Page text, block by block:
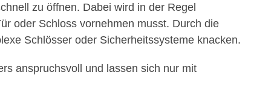
zu öffnen. Dabei wird in der Regel
oder Schloss vornehmen musst. Durch die
Schlösser oder Sicherheitssysteme knacken.
anspruchsvoll und lassen sich nur mit